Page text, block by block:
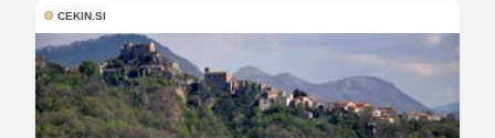
CEKIN.SI